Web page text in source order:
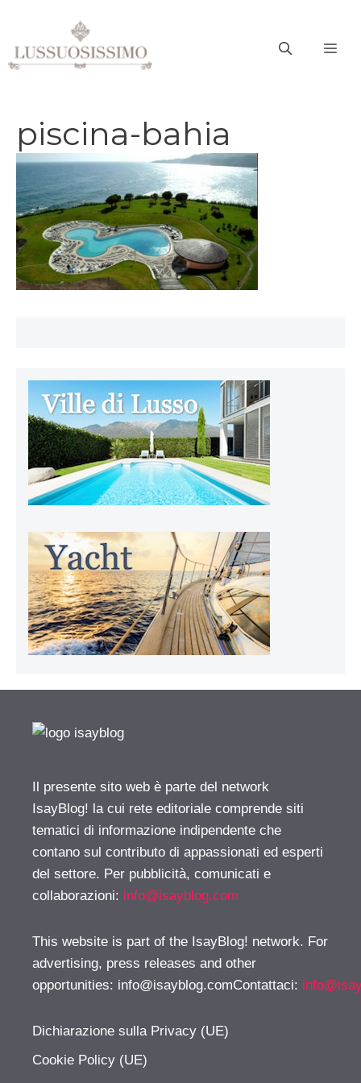
contenuto
piscina-bahia
Il presente sito web è parte del network
IsayBlog! la cui rete editoriale comprende siti
tematici di informazione indipendente che
contano sul contributo di appassionati ed esperti
del settore. Per pubblicità, comunicati e
collaborazioni: info@isayblog.com
This website is part of the IsayBlog! network. For
advertising, press releases and other
opportunities: info@isayblog.comContattaci:
Dichiarazione sulla Privacy (UE)
Cookie Policy (UE)